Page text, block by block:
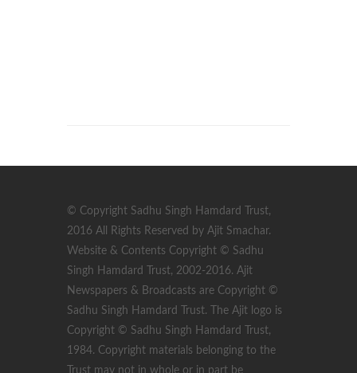
© Copyright Sadhu Singh Hamdard Trust,
2016 All Rights Reserved by Ajit Smachar.
Website & Contents Copyright © Sadhu
Singh Hamdard Trust, 2002-2016. Ajit
Newspapers & Broadcasts are Copyright ©
Sadhu Singh Hamdard Trust. The Ajit logo is
Copyright © Sadhu Singh Hamdard Trust,
1984. Copyright materials belonging to the
Trust may not in whole or in part be